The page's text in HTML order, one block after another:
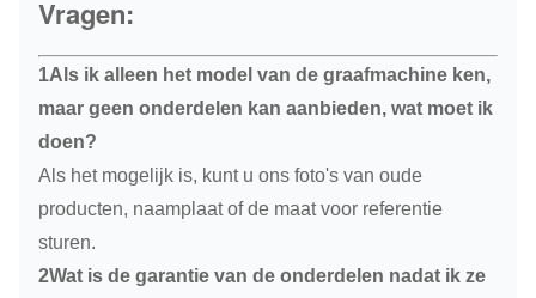
Vragen:
1Als ik alleen het model van de graafmachine ken,
maar geen onderdelen kan aanbieden, wat moet ik
doen?
Als het mogelijk is, kunt u ons foto's van oude
producten, naamplaat of de maat voor referentie
sturen.
2Wat is de garantie van de onderdelen nadat ik ze